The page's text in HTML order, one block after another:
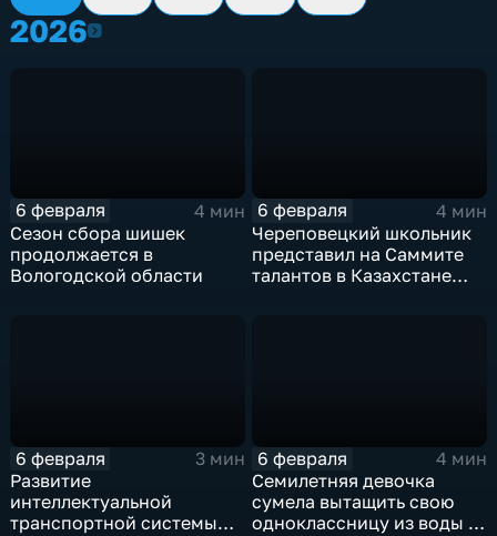
20262026
6 февраля
4 мин
Сезон сбора шишек
продолжается в
Вологодской области
6 февраля
4 мин
Череповецкий школьник
представил на Саммите
талантов в Казахстане
6 февраля
3 мин
Развитие
интеллектуальной
транспортной системы
6 февраля
4 мин
Семилетняя девочка
сумела вытащить свою
одноклассницу из воды в